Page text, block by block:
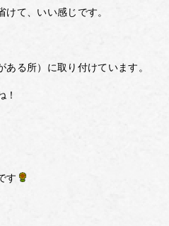
て、いい感じです。
る所）に取り付けています。
！
す